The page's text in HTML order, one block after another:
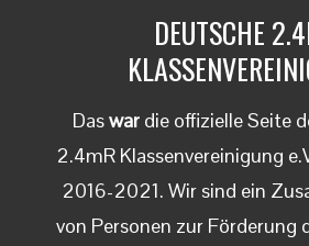
DEUTSCHE
Daswar die offizielle Seite
2.4mR Klassenvereinigung
2016-2021. Wir sind ein
von Personen zur Förderung